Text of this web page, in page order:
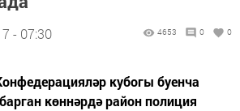
- 07:30 4653 0 0
кубогы буенча
көннәрдә район полиция